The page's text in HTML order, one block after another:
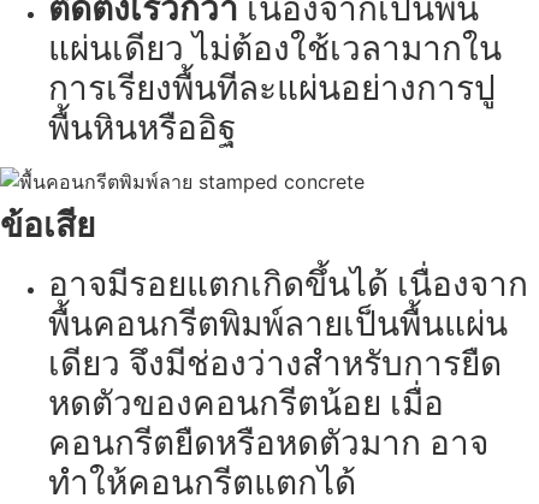
ติดตั้งเร็วกว่า เนื่องจากเป็นพื้น
แผ่นเดียว ไม่ต้องใช้เวลามากใน
การเรียงพื้นทีละแผ่นอย่างการปู
พื้นหินหรืออิฐ
ข้อเสีย
อาจมีรอยแตกเกิดขึ้นได้ เนื่องจาก
พื้นคอนกรีตพิมพ์ลายเป็นพื้นแผ่น
เดียว จึงมีช่องว่างสำหรับการยืด
หดตัวของคอนกรีตน้อย เมื่อ
คอนกรีตยืดหรือหดตัวมาก อาจ
ทำให้คอนกรีตแตกได้